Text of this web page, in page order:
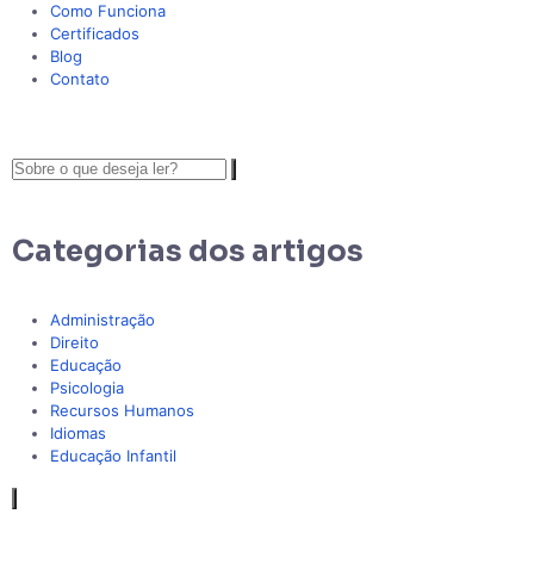
Como Funciona
Certificados
Blog
Contato
Categorias dos artigos
Administração
Direito
Educação
Psicologia
Recursos Humanos
Idiomas
Educação Infantil